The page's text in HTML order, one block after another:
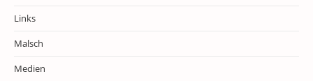
Links
Malsch
Medien